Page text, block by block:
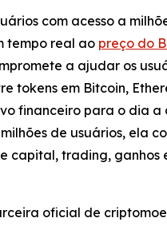
com acesso a
tempo real ao preço do
a ajudar os
tokens em Bitcoin,
financeiro para o dia a
de usuários, ela
capital, trading, ganhos
oficial de